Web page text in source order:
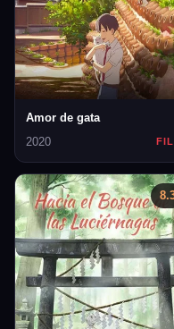
Amor de gata
2020